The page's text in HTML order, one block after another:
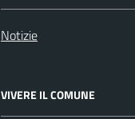
Notizie
VIVERE IL COMUNE